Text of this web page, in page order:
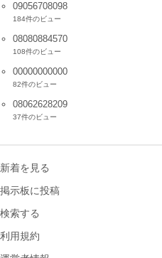
09056708098
184件のビュー
08080884570
108件のビュー
00000000000
82件のビュー
08062628209
37件のビュー
新着を見る
掲示板に投稿
検索する
利用規約